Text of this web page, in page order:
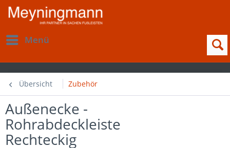
Menü
Übersicht Zubehör
Außenecke -
Rohrabdeckleiste
Rechteckig